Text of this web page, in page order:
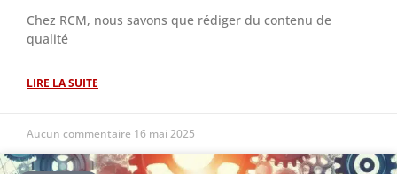
Chez RCM, nous savons que rédiger du contenu de
qualité
LIRE LA SUITE
Aucun commentaire 16 mai 2025